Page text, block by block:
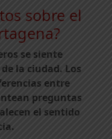
sobre el
se siente
la ciudad. Los
entre
preguntas
el sentido